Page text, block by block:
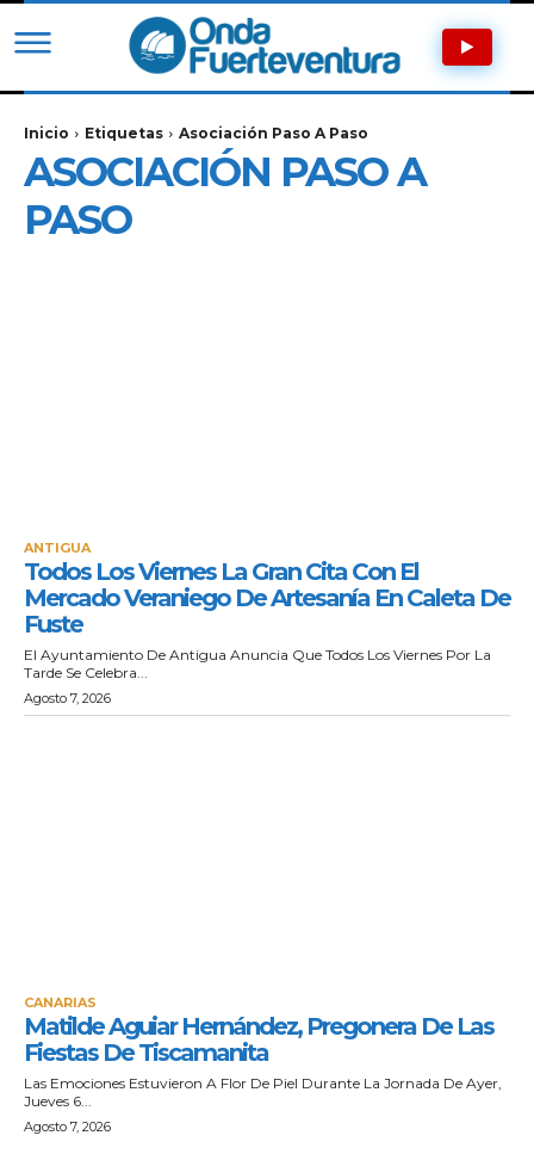
Inicio Etiquetas Asociación Paso A Paso
ASOCIACIÓN PASO A
PASO
ANTIGUA
Todos Los Viernes La Gran Cita Con El
Mercado Veraniego De Artesanía En Caleta De
Fuste
El Ayuntamiento De Antigua Anuncia Que Todos Los Viernes Por La
Tarde Se Celebra...
Agosto 7, 2026
CANARIAS
Matilde Aguiar Hernández, Pregonera De Las
Fiestas De Tiscamanita
Las Emociones Estuvieron A Flor De Piel Durante La Jornada De Ayer,
Jueves 6...
Agosto 7, 2026